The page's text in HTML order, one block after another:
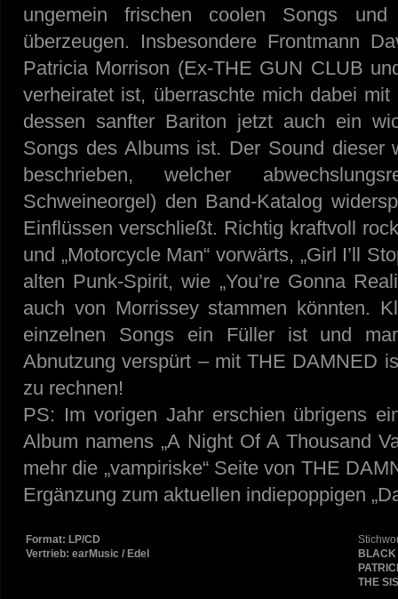
ungemein frischen coolen Songs und
überzeugen. Insbesondere Frontmann
Patricia Morrison (Ex-THE GUN CLUB
verheiratet ist, überraschte mich dabei
dessen sanfter Bariton jetzt auch ein
Songs des Albums ist. Der Sound dieser
beschrieben, welcher
Schweineorgel) den Band-Katalog
Einflüssen verschließt. Richtig kraftvoll
und „Motorcycle Man“ vorwärts, „Girl I’ll
alten Punk-Spirit, wie „You’re Gonna
auch von Morrissey stammen könnten.
einzelnen Songs ein Füller ist und
Abnutzung verspürt – mit THE DAMNED
zu rechnen!
PS: Im vorigen Jahr erschien übrigens
Album namens „A Night Of A Thousand
mehr die „vampiriske“ Seite von THE
Ergänzung zum aktuellen indiepoppigen
Format: LP/CD
Vertrieb: earMusic / Edel
THE